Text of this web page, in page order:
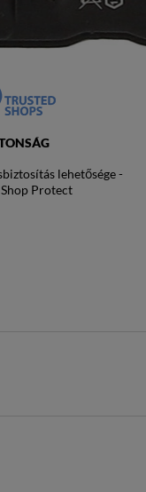
lehetősége -
Protect